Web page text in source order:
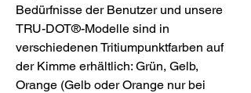
Bedürfnisse der Benutzer und unsere
TRU-DOT®-Modelle sind in
verschiedenen Tritiumpunktfarben auf
der Kimme erhältlich: Grün, Gelb,
Orange (Gelb oder Orange nur bei